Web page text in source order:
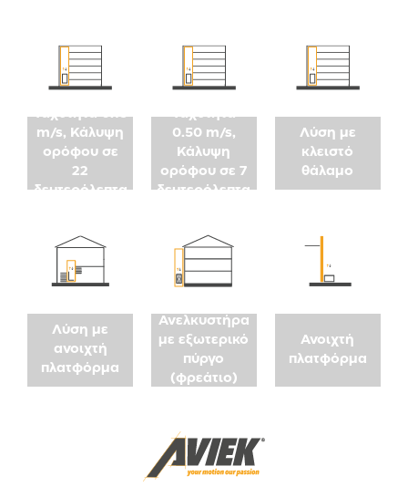
m/s, Κάλυψη
ορόφου σε
22
δευτερόλεπτα
0.50 m/s,
Κάλυψη
ορόφου σε 7
δευτερόλεπτα
Λύση με
κλειστό
θάλαμο
Λύση με
ανοιχτή
πλατφόρμα
Ανελκυστήρα
με εξωτερικό
πύργο
(φρεάτιο)
Ανοιχτή
πλατφόρμα